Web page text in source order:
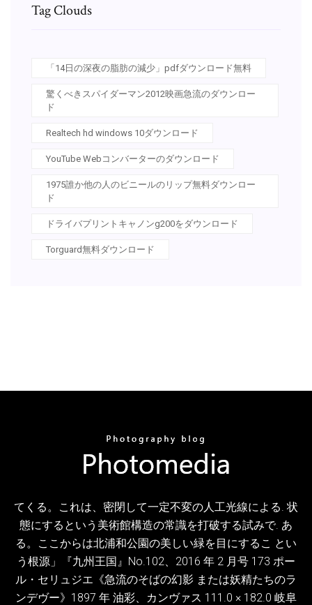
Tag Clouds
「14日の深夜の脂肪の減少」pdfダウンロード無料
驚くべきスパイダーマン2012映画急流のダウンロー
ド
Realtech hd windows 10ダウンロード
YouTube Webコンバーターのダウンロード
1975誰か他の人のビニールのリップ無料ダウンロー
ド
ドライバプリントキャノンg200をダウンロード
Torguard無料ダウンロード
てくる。これは、密閉して一定不変の人工光線による. 状
態にするという美術館構造の常識を打破する試みで. あ
る。ここからは北浦和公園の美しい緑を目にするこ とい
う根源」『九州王国』No.102、2016 年 2 月号 173 ポー
ル・セリュジエ《急流のそばの幻影 または妖精たちのラ
ンデヴー》1897 年 油彩、カンヴァス 111.0 × 182.0 岐阜